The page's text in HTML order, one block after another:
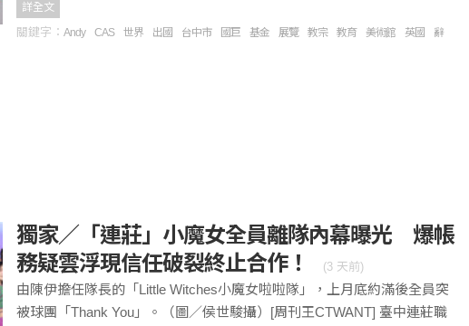
詳全文
關鍵字： Andy CAS 世界 出國 台中市 國巨 基金 展覽 教宗 教育 美術館 英國 辭
獨家／「連莊」小魔女全員離隊內幕曝光 爆帳
務疑雲浮現信任破裂終止合作！
(3 天前)
由陳伊擔任隊長的「Little Witches小魔女啦啦隊」，上月底約滿後全員突
被球團「Thank You」。（圖／侯世駿攝）[周刊王CTWANT] 臺中連莊職